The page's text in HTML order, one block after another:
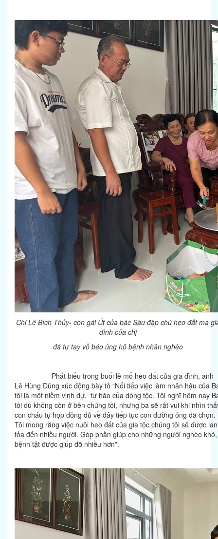
Chị Lê Bích Thủy- con gái Út của bác Sáu đập chú heo đất mà
đình của chị
đã tự tay vỗ béo ủng hộ bệnh nhân nghèo
Phát biểu trong buổi lễ mổ heo đất của gia đình, anh
Lê Hùng Dũng xúc động bày tỏ “Nối tiếp việc làm nhân hậu của
tôi là một niềm vinh dự, tự hào của dòng tộc. Tôi nghĩ hôm nay
tôi dù không còn ở bên chúng tôi, nhưng ba sẽ rất vui khi nhìn
con cháu tụ họp đông đủ về đây tiếp tục con đường ông đã chọn.
Tôi mong rằng việc nuôi heo đất của gia tộc chúng tôi sẽ được
tỏa đến nhiều người. Góp phần giúp cho những người nghèo khó,
bệnh tật được giúp đỡ nhiều hơn”.